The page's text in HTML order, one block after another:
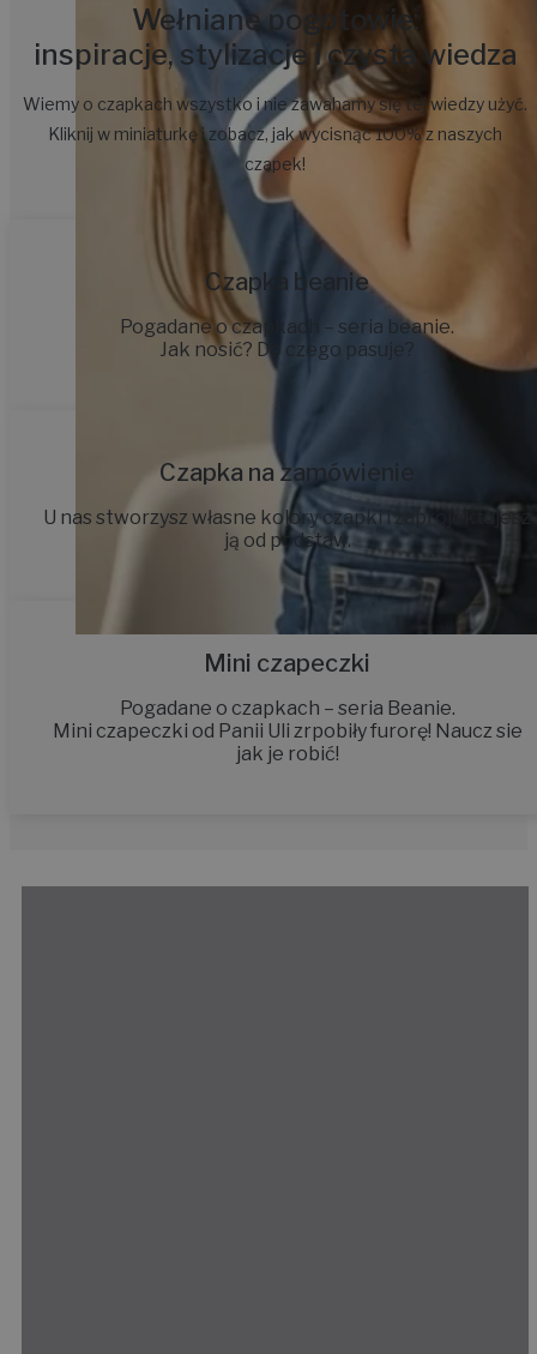
Wełniane pogotowie:
inspiracje, stylizacje i czysta wiedza
Wiemy o czapkach wszystko i nie zawahamy się tej wiedzy użyć.
Kliknij w miniaturkę i zobacz, jak wycisnąć 100% z naszych
czapek!
Czapka beanie
Pogadane o czapkach – seria beanie.
Jak nosić? Do czego pasuje?
Czapka na zamówienie
U nas stworzysz własne kolory czapki i zaprojektujesz
ją od podstaw.
Mini czapeczki
Pogadane o czapkach – seria Beanie.
Mini czapeczki od Panii Uli zrpobiły furorę! Naucz sie
jak je robić!